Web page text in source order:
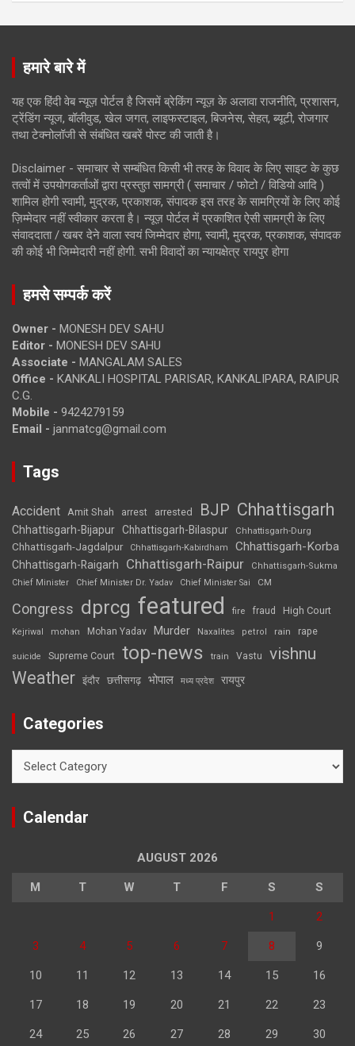
हमारे बारे में
यह एक हिंदी वेब न्यूज़ पोर्टल है जिसमें ब्रेकिंग न्यूज़ के अलावा राजनीति, प्रशासन,
ट्रेंडिंग न्यूज, बॉलीवुड, खेल जगत, लाइफस्टाइल, बिजनेस, सेहत, ब्यूटी, रोजगार
तथा टेक्नोलॉजी से संबंधित खबरें पोस्ट की जाती है।
Disclaimer - समाचार से सम्बंधित किसी भी तरह के विवाद के लिए साइट के कुछ
तत्वों में उपयोगकर्ताओं द्वारा प्रस्तुत सामग्री ( समाचार / फोटो / विडियो आदि )
शामिल होगी स्वामी, मुद्रक, प्रकाशक, संपादक इस तरह के सामग्रियों के लिए कोई
ज़िम्मेदार नहीं स्वीकार करता है। न्यूज़ पोर्टल में प्रकाशित ऐसी सामग्री के लिए
संवाददाता / खबर देने वाला स्वयं जिम्मेदार होगा, स्वामी, मुद्रक, प्रकाशक, संपादक
की कोई भी जिम्मेदारी नहीं होगी. सभी विवादों का न्यायक्षेत्र रायपुर होगा
हमसे सम्पर्क करें
Owner - MONESH DEV SAHU
Editor - MONESH DEV SAHU
Associate - MANGALAM SALES
Office - KANKALI HOSPITAL PARISAR, KANKALIPARA, RAIPUR
C.G.
Mobile - 9424279159
Email - janmatcg@gmail.com
Tags
Accident Amit Shah arrest arrested BJP Chhattisgarh
Chhattisgarh-Bijapur Chhattisgarh-Bilaspur Chhattisgarh-Durg
Chhattisgarh-Jagdalpur Chhattisgarh-Kabirdham Chhattisgarh-Korba
Chhattisgarh-Raigarh Chhattisgarh-Raipur
Chhattisgarh-Sukma
Chief Minister
Chief Minister Dr. Yadav Chief Minister Sai CM
Congress dprcg featured fire fraud High Court
Kejriwal mohan Mohan Yadav Murder Naxalites petrol rain rape
suicide Supreme Court top-news train Vastu vishnu
Weather इंदौर छत्तीसगढ़ भोपाल मध्य प्रदेश रायपुर
Categories
Calendar
AUGUST 2026
M T W T F S S
1 2
3 4 5 6 7 8 9
10 11 12 13 14 15 16
17 18 19 20 21 22 23
24 25 26 27 28 29 30